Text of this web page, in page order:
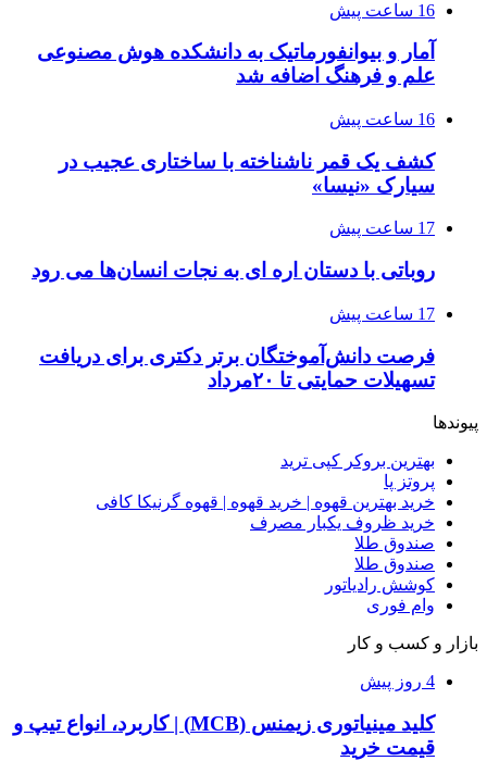
16 ساعت پیش
آمار و بیوانفورماتیک به دانشکده هوش مصنوعی
علم و فرهنگ اضافه شد
16 ساعت پیش
کشف یک قمر ناشناخته با ساختاری عجیب در
سیارک «نیسا»
17 ساعت پیش
روباتی با دستان اره ای به نجات انسان‌ها می رود
17 ساعت پیش
فرصت دانش‌آموختگان برتر دکتری‌ برای دریافت
تسهیلات حمایتی تا ۲۰مرداد
پیوندها
بهترین بروکر کپی ترید
پروتز پا
خرید بهترین قهوه | خرید قهوه | قهوه گرنیکا کافی
خرید ظروف یکبار مصرف
صندوق طلا
صندوق طلا
کوشش رادیاتور
وام فوری
بازار و کسب و کار
4 روز پیش
کلید مینیاتوری زیمنس (MCB) | کاربرد، انواع تیپ و
قیمت خرید